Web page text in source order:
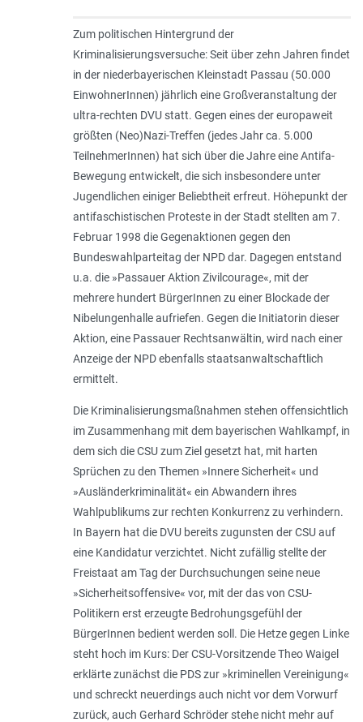
Zum politischen Hintergrund der
Kriminalisierungsversuche: Seit über zehn Jahren findet
in der niederbayerischen Kleinstadt Passau (50.000
EinwohnerInnen) jährlich eine Großveranstaltung der
ultra-rechten DVU statt. Gegen eines der europaweit
größten (Neo)Nazi-Treffen (jedes Jahr ca. 5.000
TeilnehmerInnen) hat sich über die Jahre eine Antifa-
Bewegung entwickelt, die sich insbesondere unter
Jugendlichen einiger Beliebtheit erfreut. Höhepunkt der
antifaschistischen Proteste in der Stadt stellten am 7.
Februar 1998 die Gegenaktionen gegen den
Bundeswahlparteitag der NPD dar. Dagegen entstand
u.a. die »Passauer Aktion Zivilcourage«, mit der
mehrere hundert BürgerInnen zu einer Blockade der
Nibelungenhalle aufriefen. Gegen die Initiatorin dieser
Aktion, eine Passauer Rechtsanwältin, wird nach einer
Anzeige der NPD ebenfalls staatsanwaltschaftlich
ermittelt.
Die Kriminalisierungsmaßnahmen stehen offensichtlich
im Zusammenhang mit dem bayerischen Wahlkampf, in
dem sich die CSU zum Ziel gesetzt hat, mit harten
Sprüchen zu den Themen »Innere Sicherheit« und
»Ausländerkriminalität« ein Abwandern ihres
Wahlpublikums zur rechten Konkurrenz zu verhindern.
In Bayern hat die DVU bereits zugunsten der CSU auf
eine Kandidatur verzichtet. Nicht zufällig stellte der
Freistaat am Tag der Durchsuchungen seine neue
»Sicherheitsoffensive« vor, mit der das von CSU-
Politikern erst erzeugte Bedrohungsgefühl der
BürgerInnen bedient werden soll. Die Hetze gegen Linke
steht hoch im Kurs: Der CSU-Vorsitzende Theo Waigel
erklärte zunächst die PDS zur »kriminellen Vereinigung«
und schreckt neuerdings auch nicht vor dem Vorwurf
zurück, auch Gerhard Schröder stehe nicht mehr auf